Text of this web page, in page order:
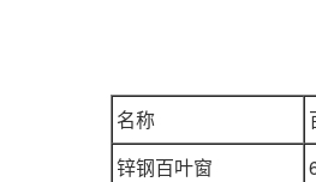
名称
锌钢百叶窗